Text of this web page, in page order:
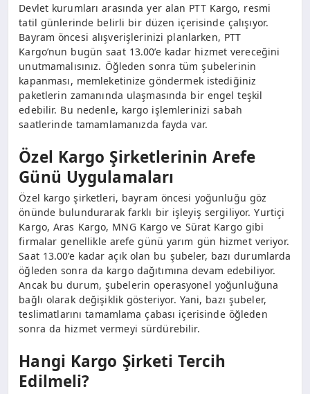
Devlet kurumları arasında yer alan PTT Kargo, resmi
tatil günlerinde belirli bir düzen içerisinde çalışıyor.
Bayram öncesi alışverişlerinizi planlarken, PTT
Kargo’nun bugün saat 13.00’e kadar hizmet vereceğini
unutmamalısınız. Öğleden sonra tüm şubelerinin
kapanması, memleketinize göndermek istediğiniz
paketlerin zamanında ulaşmasında bir engel teşkil
edebilir. Bu nedenle, kargo işlemlerinizi sabah
saatlerinde tamamlamanızda fayda var.
Özel Kargo Şirketlerinin Arefe
Günü Uygulamaları
Özel kargo şirketleri, bayram öncesi yoğunluğu göz
önünde bulundurarak farklı bir işleyiş sergiliyor. Yurtiçi
Kargo, Aras Kargo, MNG Kargo ve Sürat Kargo gibi
firmalar genellikle arefe günü yarım gün hizmet veriyor.
Saat 13.00’e kadar açık olan bu şubeler, bazı durumlarda
öğleden sonra da kargo dağıtımına devam edebiliyor.
Ancak bu durum, şubelerin operasyonel yoğunluğuna
bağlı olarak değişiklik gösteriyor. Yani, bazı şubeler,
teslimatlarını tamamlama çabası içerisinde öğleden
sonra da hizmet vermeyi sürdürebilir.
Hangi Kargo Şirketi Tercih
Edilmeli?